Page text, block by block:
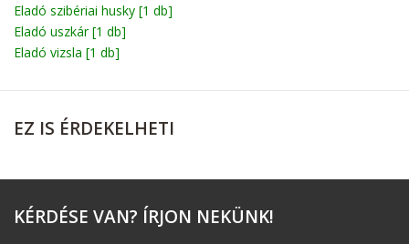
Bolognese
Cane corso
Chihuahua
Eladó szibériai husky [1 db]
Eladó uszkár[1 db]
Eladó vizsla [1 db]
EZ IS ÉRDEKELHETI
KÉRDÉSE VAN? ÍRJON NEKÜNK!